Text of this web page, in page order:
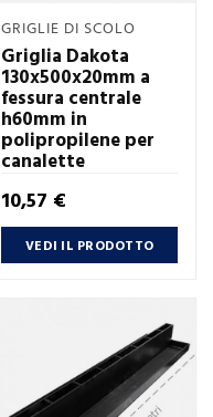
GRIGLIE DI SCOLO
Griglia Dakota
130x500x20mm a
fessura centrale
h60mm in
polipropilene per
canalette
Prezzo
10,57 €
VEDI IL PRODOTTO